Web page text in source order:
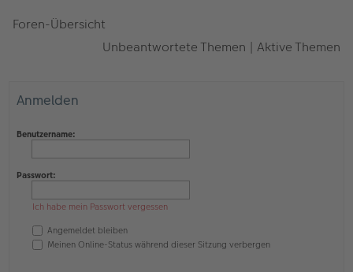
Foren-Übersicht
Unbeantwortete Themen | Aktive Themen
Anmelden
Benutzername:
Passwort:
Ich habe mein Passwort vergessen
Angemeldet bleiben
Meinen Online-Status während dieser Sitzung verbergen